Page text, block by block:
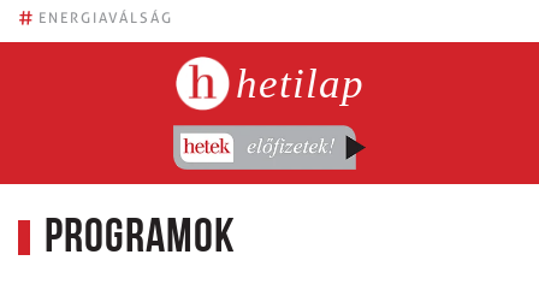
# ENERGIAVÁLSÁG
hetilap
Programok